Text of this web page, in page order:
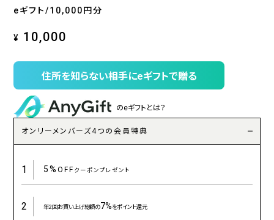
eギフト/10,000円分
¥ 10,000
住所を知らない相手にeギフトで贈る
のeギフトとは？
オンリーメンバーズ4つの会員特典
1 5%OFFクーポンプレゼント
2 年2回お買い上げ総額の7%をポイント還元